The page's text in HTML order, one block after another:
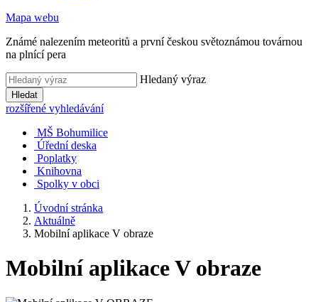
Mapa webu
Známé nalezením meteoritů a první českou světoznámou továrnou
na plnící pera
Hledaný výraz
Hledat
rozšířené vyhledávání
MŠ Bohumilice
Úřední deska
Poplatky
Knihovna
Spolky v obci
Úvodní stránka
Aktuálně
Mobilní aplikace V obraze
Mobilní aplikace V obraze